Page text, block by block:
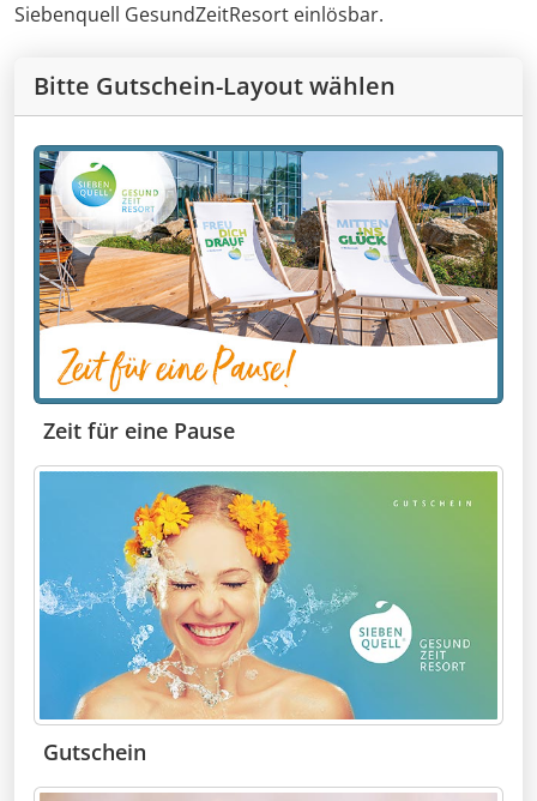
Siebenquell GesundZeitResort einlösbar.
Bitte Gutschein-Layout wählen
Zeit für eine Pause
Gutschein